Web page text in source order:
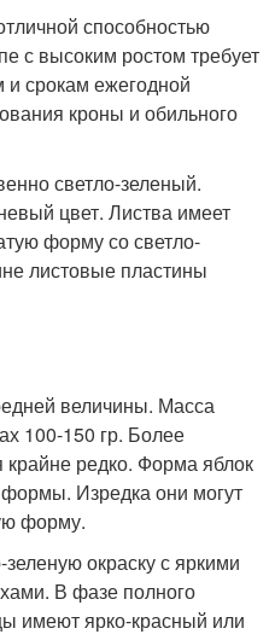
способностью
с высоким ростом требует
и срокам ежегодной
кроны и обильного
светло-зеленый.
цвет. Листва имеет
форму со светло-
листовые пластины
величины. Масса
100-150 гр. Более
редко. Форма яблок
Изредка они могут
форму.
окраску с яркими
В фазе полного
имеют ярко-красный или